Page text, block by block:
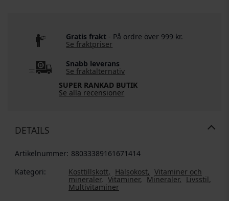
DETAILS
Artikelnummer: 88033389161671414
Kategori:
Kosttillskott Hälsokost Vitaminer och
mineraler Vitaminer Mineraler Livsstil
Multivitaminer
Gratis frakt - På ordre över 999 kr.
Se fraktpriser
Snabb leverans
Se fraktalternativ
SUPER RANKAD BUTIK
Se alla recensioner